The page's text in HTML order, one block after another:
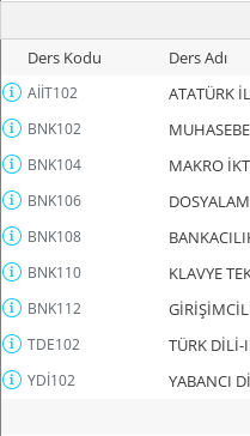
Ders Kodu
Ders Adı
AİİT102 ATATÜRK
BNK102 MUHASEBE
BNK104 MAKRO
BNK106
BNK108
BNK110 KLAVYE
BNK112
TDE102 TÜRK DİLİ-
YDİ102 YABANCI